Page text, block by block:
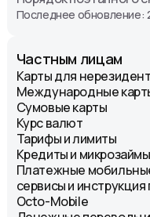
Последнее обновление:
Частным лицам
Карты для
Международные
Сумовые карты
Курс валют
Тарифы и лимиты
Кредиты и микрозаймы
Платежные
сервисы и инструкция
Octo-Mobile